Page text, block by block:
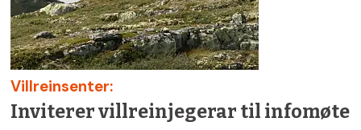
Villreinsenter:
Inviterer villreinjegerar til infomøte